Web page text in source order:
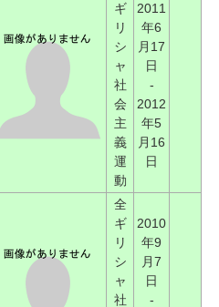
ギ
リ
シ
ャ
社
会
主
義
運
動
2011
年6
月17
日
-
2012
年5
月16
日
全
ギ
リ
シ
ャ
社
2010
年9
月7
日
-